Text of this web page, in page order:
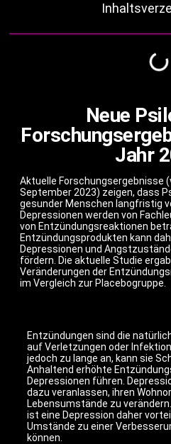
Neue
Jahr
Aktuelle Forschungsergebnisse
September 2023) zeigen, dass
gesunder Menschen langfristig
Depressionen werden von
von Entzündungsreaktionen
Entzündungsprodukten kann
Depressionen und
fördern. Die aktuelle Studie
Veränderungen der
im Vergleich zur Placebogruppe.
Entzündungen sind die
auf Verletzungen oder
jedoch zu lange an, kann sie
Anhaltend erhöhte
Depressionen führen.
dazu veranlassen, ihren
Lebensumstände zu
ist eine Depression daher
Umstände zu einer
können.